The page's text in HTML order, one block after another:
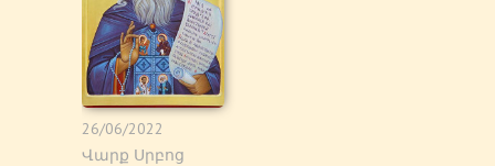
26/06/2022
Վարք Սրբոց